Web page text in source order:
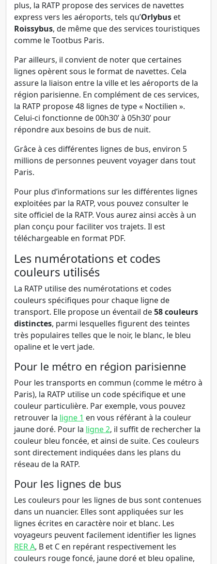
plus, la RATP propose des services de navettes
express vers les aéroports, tels qu’Orlybus et
Roissybus, de même que des services touristiques
comme le Tootbus Paris.
Par ailleurs, il convient de noter que certaines
lignes opèrent sous le format de navettes. Cela
assure la liaison entre la ville et les aéroports de la
région parisienne. En complément de ces services,
la RATP propose 48 lignes de type « Noctilien ».
Celui-ci fonctionne de 00h30’ à 05h30’ pour
répondre aux besoins de bus de nuit.
Grâce à ces différentes lignes de bus, environ 5
millions de personnes peuvent voyager dans tout
Paris.
Pour plus d’informations sur les différentes lignes
exploitées par la RATP, vous pouvez consulter le
site officiel de la RATP. Vous aurez ainsi accès à un
plan conçu pour faciliter vos trajets. Il est
téléchargeable en format PDF.
Les numérotations et codes
couleurs utilisés
La RATP utilise des numérotations et codes
couleurs spécifiques pour chaque ligne de
transport. Elle propose un éventail de58 couleurs
distinctes, parmi lesquelles figurent des teintes
très populaires telles que le noir, le blanc, le bleu
opaline et le vert jade.
Pour le métro en région parisienne
Pour les transports en commun (comme le métro à
Paris), la RATP utilise un code spécifique et une
couleur particulière. Par exemple, vous pouvez
retrouver la ligne 1 en vous référant à la couleur
jaune doré. Pour la ligne 2, il suffit de rechercher la
couleur bleu foncée, et ainsi de suite. Ces couleurs
sont directement indiquées dans les plans du
réseau de la RATP.
Pour les lignes de bus
Les couleurs pour les lignes de bus sont contenues
dans un nuancier. Elles sont appliquées sur les
lignes écrites en caractère noir et blanc. Les
voyageurs peuvent facilement identifier les lignes
RER A, B et C en repérant respectivement les
couleurs rouge foncé, jaune doré et bleu opaline,